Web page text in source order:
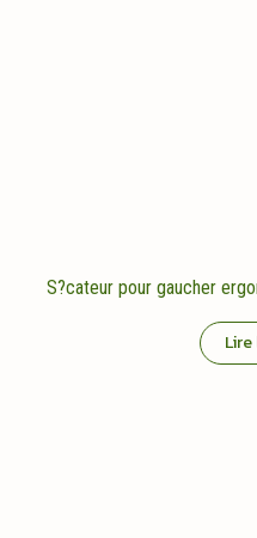
S?cateur pour gaucher